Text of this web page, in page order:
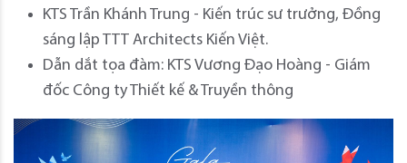
KTS Trần Khánh Trung - Kiến trúc sư trưởng, Đồng
sáng lập TTT Architects Kiến Việt.
Dẫn dắt tọa đàm: KTS Vương Đạo Hoàng - Giám
đốc Công ty Thiết kế & Truyền thông